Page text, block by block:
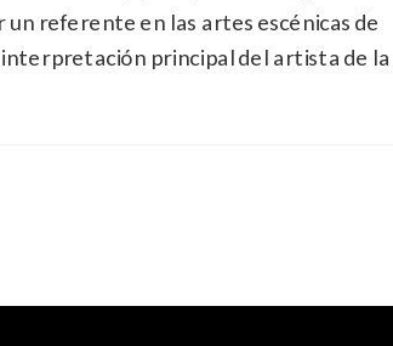
referente en las artes escénicas de
interpretación principal del artista de la